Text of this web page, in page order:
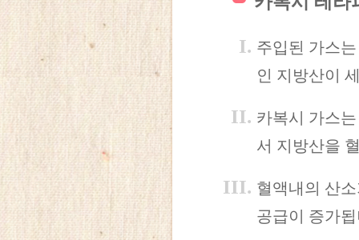
주입된 가스
인 지방산이
카복시 가스
서 지방산을
혈액내의 산
공급이 증가